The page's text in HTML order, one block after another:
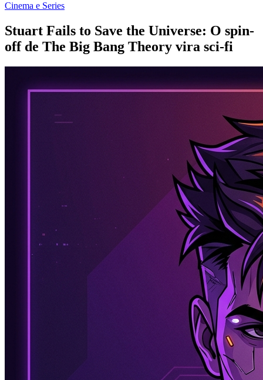
Cinema e Series
Stuart Fails to Save the Universe: O spin-
off de The Big Bang Theory vira sci‑fi